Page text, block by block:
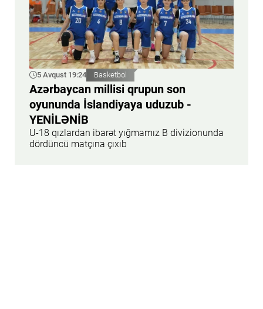
5 Avqust 19:24 Basketbol
Azərbaycan millisi qrupun son
oyununda İslandiyaya uduzub -
YENİLƏNİB
U-18 qızlardan ibarət yığmamız B divizionunda
dördüncü matçına çıxıb